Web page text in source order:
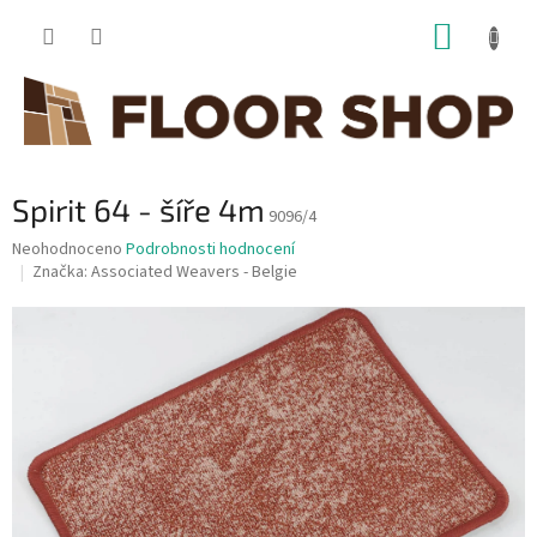
Spirit 64 - šíře 4m 9096/4
Průměrné
hodnocení
Neohodnoceno Podrobnosti hodnocení
Značka: Associated Weavers - Belgie